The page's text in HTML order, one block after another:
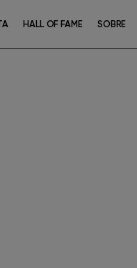
HALL OF FAME SOBRE